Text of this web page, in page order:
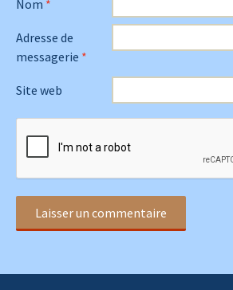
Nom *
Adresse de
messagerie *
Site web